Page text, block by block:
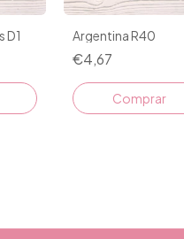
D1 Argentina R40
€4,67
Comprar